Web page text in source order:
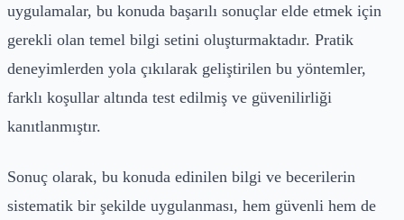
uygulamalar, bu konuda başarılı sonuçlar elde etmek için
gerekli olan temel bilgi setini oluşturmaktadır. Pratik
deneyimlerden yola çıkılarak geliştirilen bu yöntemler,
farklı koşullar altında test edilmiş ve güvenilirliği
kanıtlanmıştır.
Sonuç olarak, bu konuda edinilen bilgi ve becerilerin
sistematik bir şekilde uygulanması, hem güvenli hem de